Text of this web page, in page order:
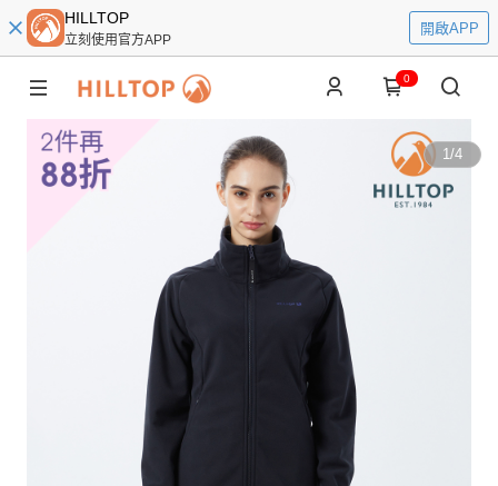
HILLTOP
立刻使用官方APP
開啟APP
0
1/4